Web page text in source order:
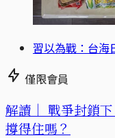
習以為戰：台海
僅限會員
解讀｜ 戰爭封鎖
撐得住嗎？